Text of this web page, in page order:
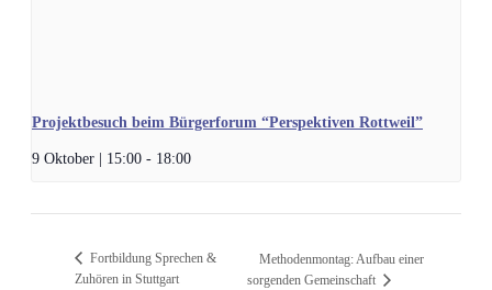
Projektbesuch beim Bürgerforum “Perspektiven Rottweil”
9 Oktober | 15:00 - 18:00
Fortbildung Sprechen &
Zuhören in Stuttgart
Methodenmontag: Aufbau einer
sorgenden Gemeinschaft